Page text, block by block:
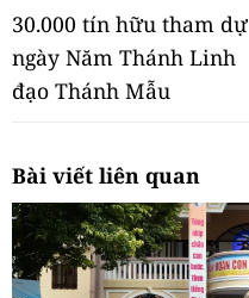
30.000 tín hữu tham dự
ngày Năm Thánh Linh
đạo Thánh Mẫu
Bài viết liên quan